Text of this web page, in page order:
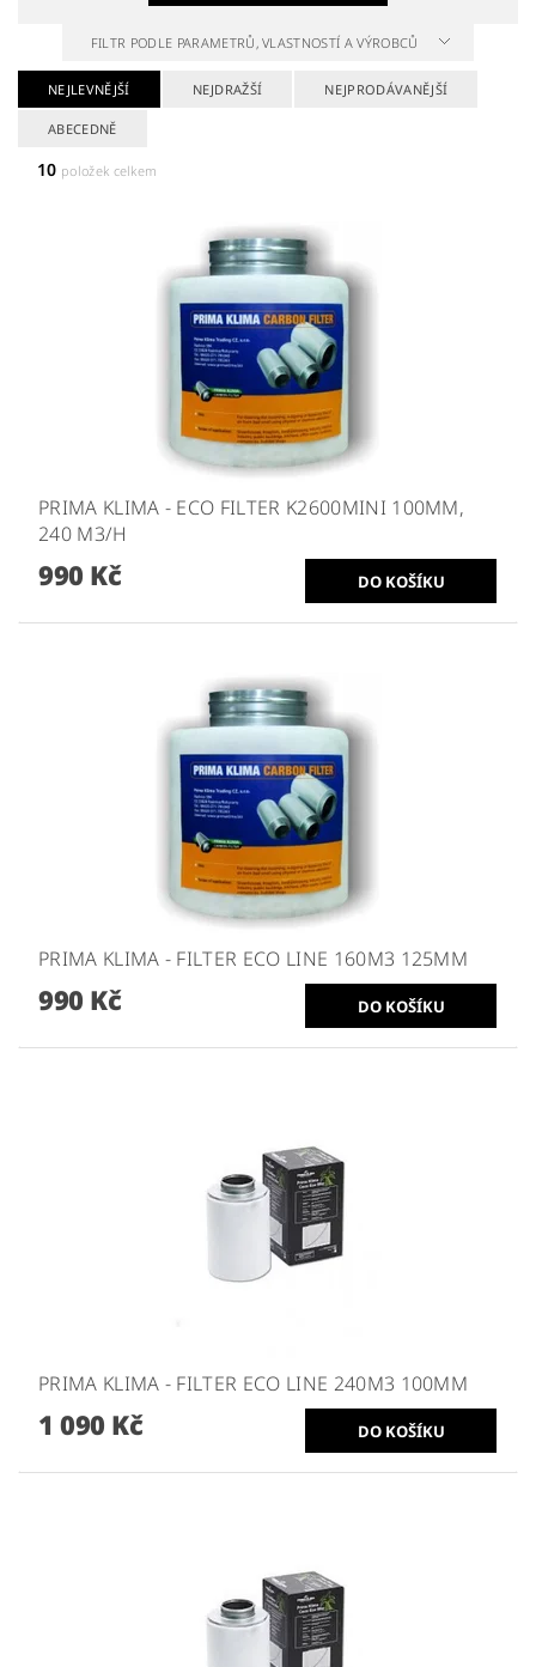
FILTR PODLE PARAMETRŮ, VLASTNOSTÍ A VÝROBCŮ
NEJLEVNĚJŠÍ NEJDRAŽŠÍ NEJPRODÁVANĚJŠÍ
ABECEDNĚ
10 položek celkem
PRIMA KLIMA - ECO FILTER K2600MINI 100MM,
240 M3/H
990 Kč
PRIMA KLIMA - FILTER ECO LINE 160M3 125MM
990 Kč
PRIMA KLIMA - FILTER ECO LINE 240M3 100MM
1 090 Kč